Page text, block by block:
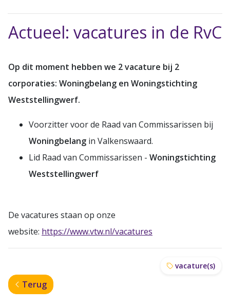
Actueel: vacatures in de RvC
Op dit moment hebben we 2 vacature bij 2
corporaties: Woningbelang en Woningstichting
Weststellingwerf.
Voorzitter voor de Raad van Commissarissen bij
Woningbelang in Valkenswaard.
Lid Raad van Commissarissen - Woningstichting
Weststellingwerf
De vacatures staan op onze
website: https://www.vtw.nl/vacatures
vacature(s)
Terug